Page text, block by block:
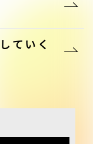
ていく